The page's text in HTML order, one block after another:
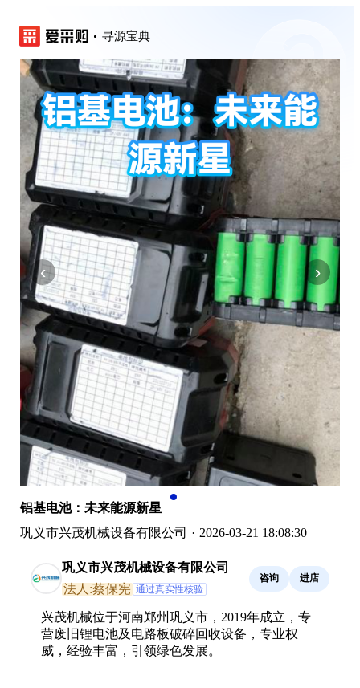
寻源宝典
‹ ›
铝基电池：未来能源新星
巩义市兴茂机械设备有限公司 · 2026-03-21 18:08:30
巩义市兴茂机械设备有限公司
法人:蔡保宪 通过真实性核验
咨询 进店
兴茂机械位于河南郑州巩义市，2019年成立，专
营废旧锂电池及电路板破碎回收设备，专业权
威，经验丰富，引领绿色发展。